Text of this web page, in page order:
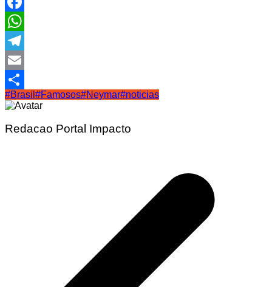
Facebook
WhatsApp
Telegram
Email
Share
#Brasil #Famosos#Neymar#noticias
Redacao Portal Impacto